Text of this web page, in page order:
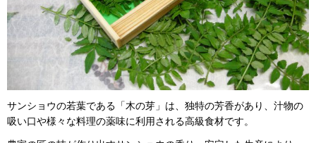
サンショウの若葉である「木の芽」は、独特の芳香があり、汁物の
吸い口や様々な料理の薬味に利用される高級食材です。